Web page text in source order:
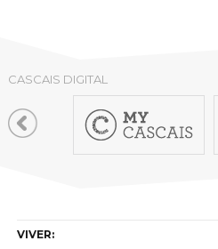
CASCAIS DIGITAL
VIVER: